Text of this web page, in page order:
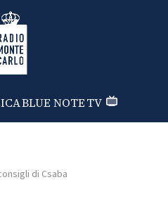
Radio Monte Carlo
BLUE NOTETV
di Csaba